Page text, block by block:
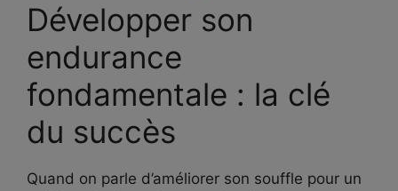
Développer son
endurance
fondamentale : la clé
du succès
Quand on parle d’améliorer son souffle pour un